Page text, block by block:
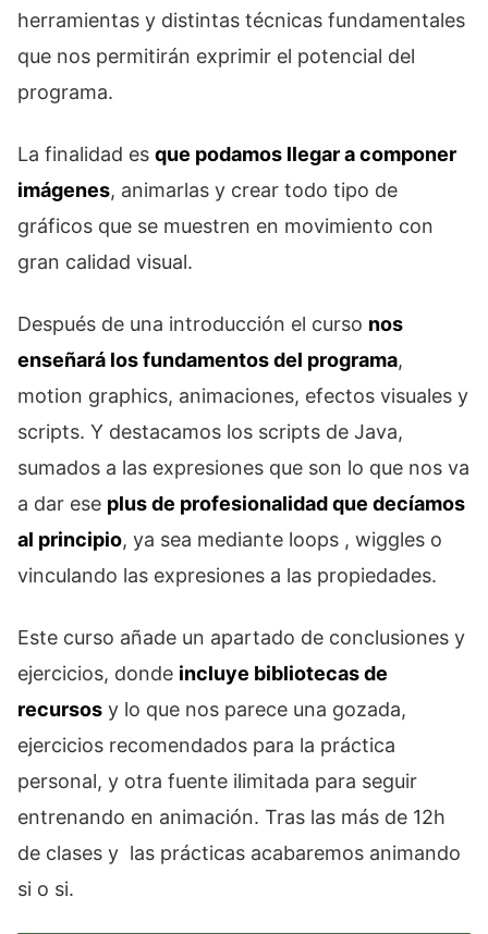
herramientas y distintas técnicas fundamentales
que nos permitirán exprimir el potencial del
programa.
La finalidad es que podamos llegar a componer
imágenes, animarlas y crear todo tipo de
gráficos que se muestren en movimiento con
gran calidad visual.
Después de una introducción el curso nos
enseñará los fundamentos del programa,
motion graphics, animaciones, efectos visuales y
scripts. Y destacamos los scripts de Java,
sumados a las expresiones que son lo que nos va
a dar ese plus de profesionalidad que decíamos
al principio, ya sea mediante loops , wiggles o
vinculando las expresiones a las propiedades.
Este curso añade un apartado de conclusiones y
ejercicios, donde incluye bibliotecas de
recursos y lo que nos parece una gozada,
ejercicios recomendados para la práctica
personal, y otra fuente ilimitada para seguir
entrenando en animación. Tras las más de 12h
de clases y las prácticas acabaremos animando
si o si.